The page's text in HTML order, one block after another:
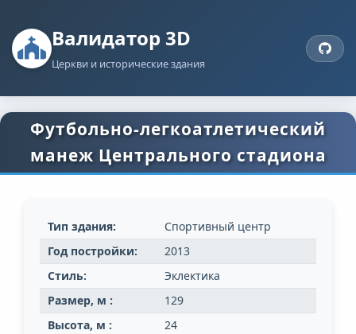
Валидатор 3D
Церкви и исторические здания
Футбольно-легкоатлетический
манеж Центрального стадиона
Тип здания:
Спортивный центр
Год постройки:
2013
Стиль:
Эклектика
Размер, м :
129
Высота, м :
24